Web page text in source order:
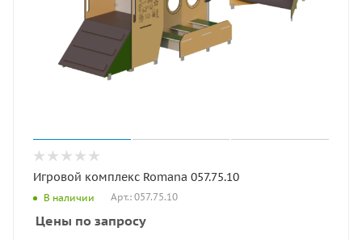
Игровой комплекс Romana 057.75.10
В наличии Арт.: 057.75.10
Цены по запросу